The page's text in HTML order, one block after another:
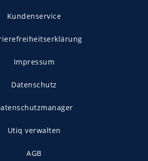
Kundenservice
Impressum
Datenschutz
Utiq verwalten
AGB